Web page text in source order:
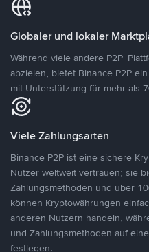
Globaler und lokaler
Während viele andere P2P-
abzielen, bietet Binance P2P
mit Unterstützung für mehr als
Viele Zahlungsarten
Binance P2P ist eine sichere
Nutzer weltweit vertrauen; sie
Zahlungsmethoden und über
können Kryptowährungen
anderen Nutzern handeln,
und Zahlungsmethoden auf
festlegen.